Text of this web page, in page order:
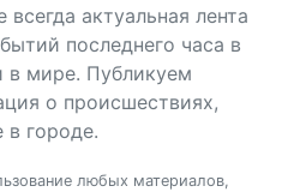
актуальная лента
последнего часа в
в мире. Публикуем
о происшествиях,
в городе.
любых материалов,